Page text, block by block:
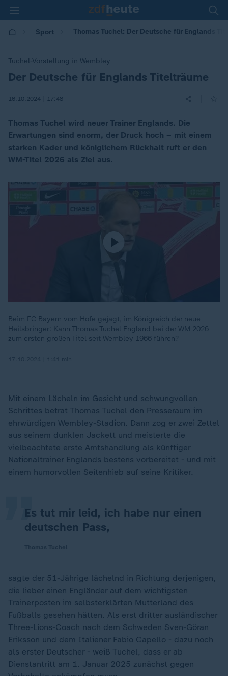
Sport Thomas Tuchel: Der Deutsche für Englands
Tuchel-Vorstellung in Wembley
:Der Deutsche für Englands Titelträume
16.10.2024 | 17:48
Thomas Tuchel wird neuer Trainer Englands. Die
Erwartungen sind enorm, der Druck hoch – mit einem
starken Kader und königlichem Rückhalt ruft er den
WM-Titel 2026 als Ziel aus.
Beim FC Bayern vom Hofe gejagt, im Königreich der neue
Heilsbringer: Kann Thomas Tuchel England bei der WM 2026
zum ersten großen Titel seit Wembley 1966 führen?
Mit einem Lächeln im Gesicht und schwungvollen
Schrittes betrat Thomas Tuchel den Presseraum im
ehrwürdigen Wembley-Stadion. Dann zog er zwei Zettel
aus seinem dunklen Jackett und meisterte die
vielbeachtete erste Amtshandlung als künftiger
Nationaltrainer Englands bestens vorbereitet - und mit
einem humorvollen Seitenhieb auf seine Kritiker.
Es tut mir leid, ich habe nur einen
deutschen Pass,
„
sagte der 51-Jährige lächelnd in Richtung derjenigen,
die lieber einen Engländer auf dem wichtigsten
Trainerposten im selbsterklärten Mutterland des
Fußballs gesehen hätten. Als erst dritter ausländischer
Three-Lions-Coach nach dem Schweden Sven-Göran
Eriksson und dem Italiener Fabio Capello - dazu noch
als erster Deutscher - weiß Tuchel, dass er ab
Dienstantritt am 1. Januar 2025 zunächst gegen